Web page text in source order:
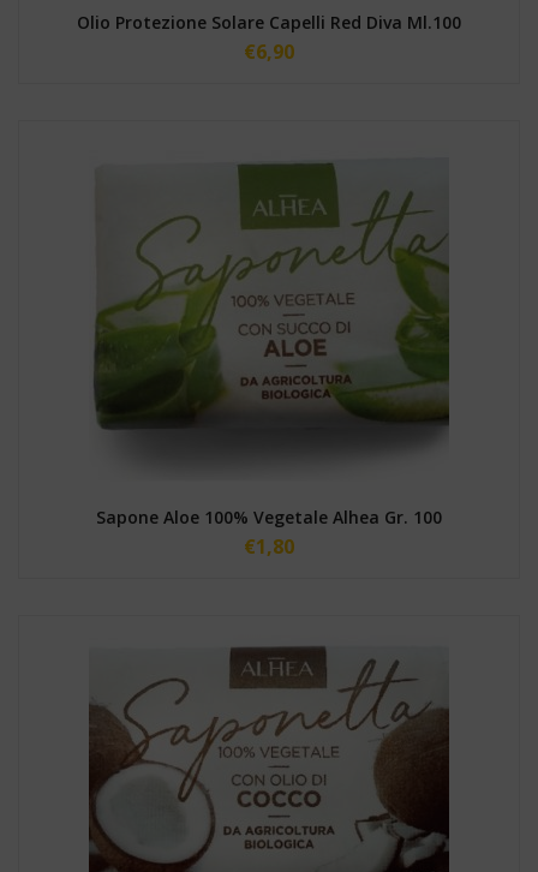
Olio Protezione Solare Capelli Red Diva Ml.100
€6,90
Sapone Aloe 100% Vegetale Alhea Gr. 100
€1,80